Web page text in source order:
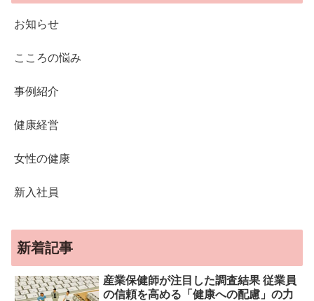
お知らせ
こころの悩み
事例紹介
健康経営
女性の健康
新入社員
新着記事
産業保健師が注目した調査結果 従業員
の信頼を高める「健康への配慮」の力